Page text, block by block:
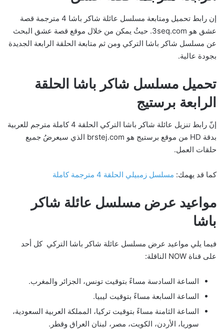
إن رابط تحميل ومتابعة مسلسل عائلة شاكر باشا 4 مترجمة قصة
عشق هو 3seq.com. حيثُ يمكن من خلال موقع قصة عشق البحث
عن مسلسل شاكر باشا التركي ومن ثم متابعة الحلقة الرابعة الجديدة
بجودة عالية.
تحميل مسلسل شاكر باشا الحلقة
الرابعة برستيج
إنّ رابط تنزيل عائلة شاكر باشا التركي الحلقة 4 كاملة مترجم للعربية
بدقة HD من موقع برستيج هو brstej.com الذي سيعرضُ جميع
حلقات العمل.
كما قد يهمك: مسلسل زمبيلي الحلقة 4 مترجمة كاملة
مواعيد عرض مسلسل عائلة شاكر
باشا
فيما يلي مواعيد عرض مسلسل عائلة شاكر باشا التركي كل أحد
على قناة NOW الناقلة:
الساعة السادسة مساءً بتوقيت تونس، الجزائر والمغرب.
الساعة السابعة مساءً بتوقيت ليبيا.
الساعة الثامنة مساءً بتوقيت تركيا، المملكة العربية السعودية،
سوريا، الأردن، الكويت، مصر، لبنان العراق وقطر.